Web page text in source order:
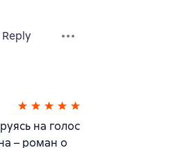
Reply
на голос
– роман о